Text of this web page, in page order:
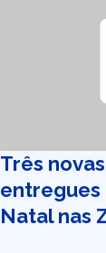
Três
Natal nas